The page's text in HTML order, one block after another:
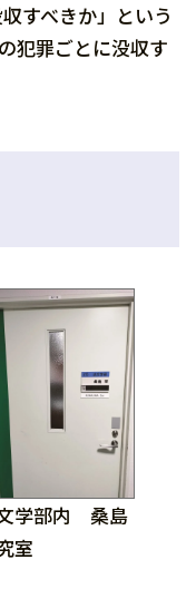
すべきか」という
犯罪ごとに没収す
学部内 桑島
室